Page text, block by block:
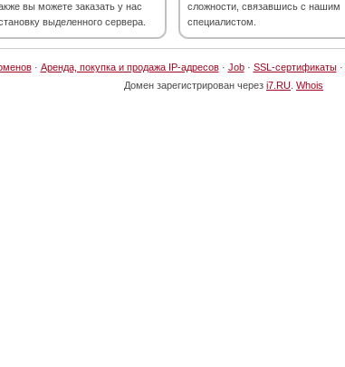
вы можете заказать у нас
выделенного сервера.
сложности, связавшись с нашим
специалистом.
· Аренда, покупка и продажа IP-адресов· Job· SSL-сертификаты·
Домен зарегистрирован через i7.RU Whois